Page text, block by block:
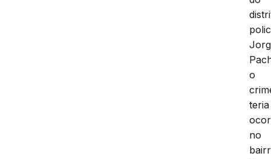
o
teria
no